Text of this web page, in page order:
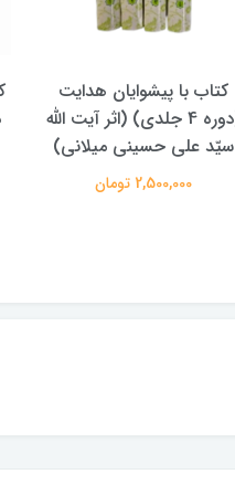
کتاب حدیث سده چهاردهم
دفتر هفتم اثر سید مجتبی
حسینی
250,000 تومان